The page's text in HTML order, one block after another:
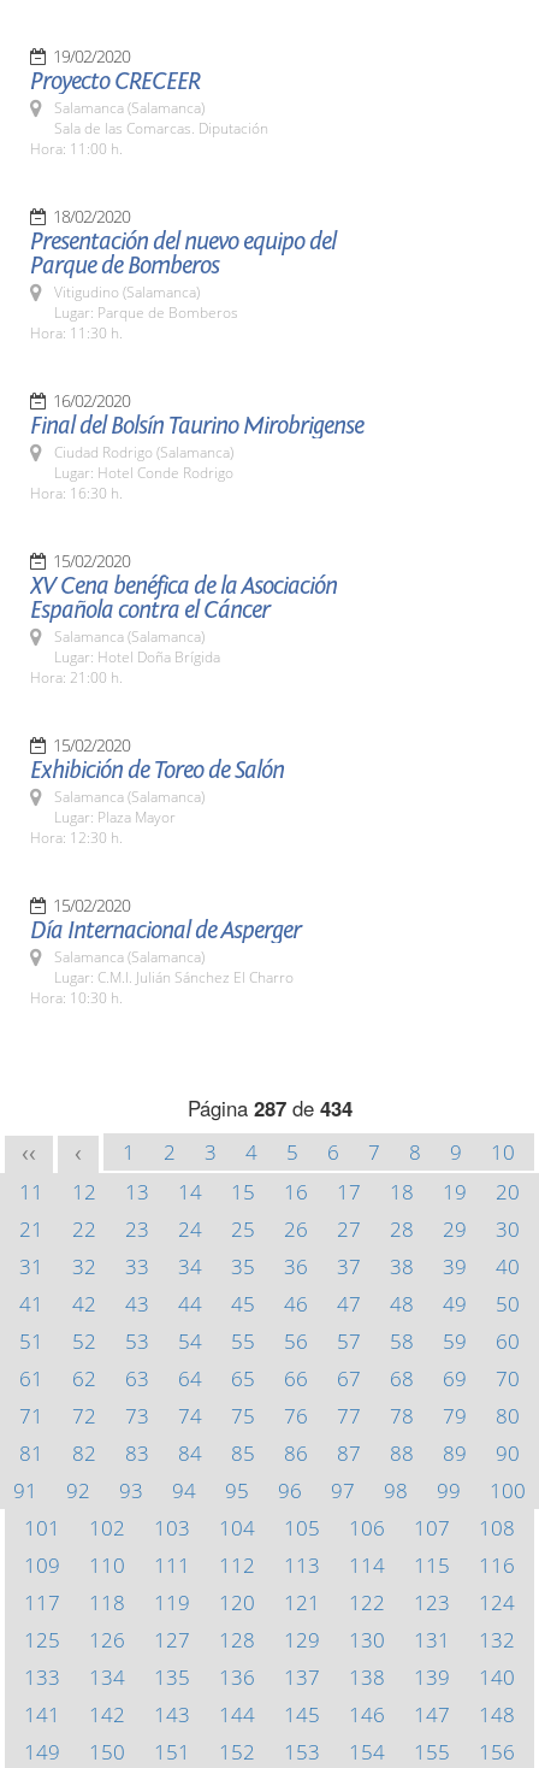
19/02/2020
Proyecto CRECEER
Salamanca (Salamanca)
Sala de las Comarcas. Diputación
Hora: 11:00 h.
18/02/2020
Presentación del nuevo equipo del
Parque de Bomberos
Vitigudino (Salamanca)
Lugar: Parque de Bomberos
Hora: 11:30 h.
16/02/2020
Final del Bolsín Taurino Mirobrigense
Ciudad Rodrigo (Salamanca)
Lugar: Hotel Conde Rodrigo
Hora: 16:30 h.
15/02/2020
XV Cena benéfica de la Asociación
Española contra el Cáncer
Salamanca (Salamanca)
Lugar: Hotel Doña Brígida
Hora: 21:00 h.
15/02/2020
Exhibición de Toreo de Salón
Salamanca (Salamanca)
Lugar: Plaza Mayor
Hora: 12:30 h.
15/02/2020
Día Internacional de Asperger
Salamanca (Salamanca)
Lugar: C.M.I. Julián Sánchez El Charro
Hora: 10:30 h.
Página 287de 434
<< < 1 2 3 4 5 6 7 8 9
10
11
12 13 14 15 16 17 18 19
20
21
22 23 24 25 26 27 28 29
30
31
32 33 34 35 36 37 38 39
40
41
42 43 44 45 46 47 48 49
50
51
52 53 54 55 56 57 58 59
60
61
62 63 64 65 66 67 68 69
70
71
72 73 74 75 76 77 78 79
80
81
82 83 84 85 86 87 88 89
90
91
92 93 94 95 96 97 98 99
100
101
102 103 104 105 106 107
108
109
110 111 112 113 114 115
116
117
118 119 120 121 122 123
124
125
126 127 128 129 130 131
132
133
134 135 136 137 138 139
140
141
142 143 144 145 146 147
148
149
150 151 152 153 154 155
156